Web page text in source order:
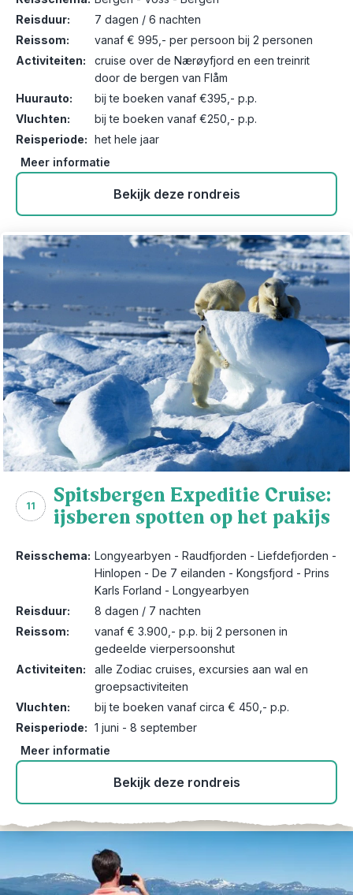
Reisduur:
7 dagen / 6 nachten
Reissom:
vanaf € 995,- per persoon bij 2 personen
Activiteiten:
cruise over de Nærøyfjord en een treinrit
door de bergen van Flåm
Huurauto:
bij te boeken vanaf €395,- p.p.
Vluchten:
bij te boeken vanaf €250,- p.p.
Reisperiode: het hele jaar
Meer informatie
Bekijk deze rondreis
11
Spitsbergen Expeditie Cruise:
ijsberen spotten op het pakijs
Reisschema: Longyearbyen - Raudfjorden - Liefdefjorden -
Hinlopen - De 7 eilanden - Kongsfjord - Prins
Karls Forland - Longyearbyen
Reisduur:
8 dagen / 7 nachten
Reissom:
vanaf € 3.900,- p.p. bij 2 personen in
gedeelde vierpersoonshut
Activiteiten:
alle Zodiac cruises, excursies aan wal en
groepsactiviteiten
Vluchten:
bij te boeken vanaf circa € 450,- p.p.
Reisperiode: 1 juni - 8 september
Meer informatie
Bekijk deze rondreis